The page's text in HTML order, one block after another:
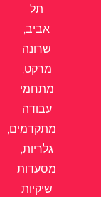
תל
אביב,
שרונה
מרקט,
מתחמי
עבודה
מתקדמים,
גלריות,
מסעדות
שיקיות